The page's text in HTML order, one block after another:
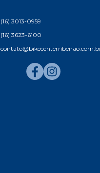
(16) 3013-0959
(16) 3623-6100